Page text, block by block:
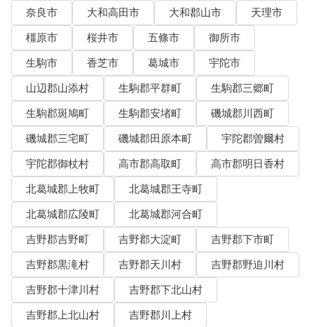
奈良市 大和高田市 大和郡山市
天理市
橿原市
桜井市 五條市
御所市
生駒市
香芝市 葛城市
宇陀市
山辺郡山添村
生駒郡平群町
生駒郡三郷町
生駒郡斑鳩町
生駒郡安堵町
磯城郡川西町
磯城郡三宅町
磯城郡田原本町
宇陀郡曽爾村
宇陀郡御杖村
高市郡高取町
高市郡明日香村
北葛城郡上牧町
北葛城郡王寺町
北葛城郡広陵町
北葛城郡河合町
吉野郡吉野町
吉野郡大淀町
吉野郡下市町
吉野郡黒滝村
吉野郡天川村
吉野郡野迫川村
吉野郡十津川村
吉野郡下北山村
吉野郡上北山村
吉野郡川上村